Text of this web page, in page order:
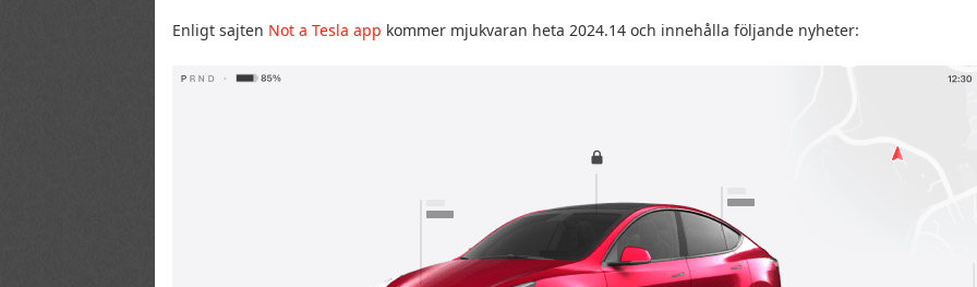
Enligt sajten Not a Tesla app kommer mjukvaran heta 2024.14 och innehålla följande nyheter: